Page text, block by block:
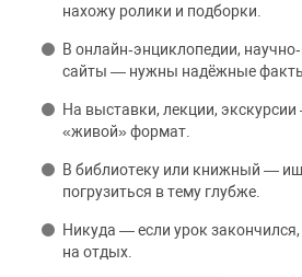
нахожу ролики и подборки.
В онлайн‑энциклопедии,
сайты — нужны надёжные
На выставки, лекции,
«живой» формат.
В библиотеку или книжный —
погрузиться в тему глубже.
Никуда — если урок
на отдых.